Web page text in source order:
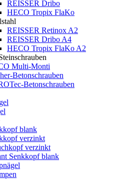
REISSER Dribo
HECO Tropix FlaKo
REISSER Retinox A2
REISSER Dribo A4
HECO Tropix FlaKo A2
Multi-Monti
Betonschrauben
Betonschrauben
blank
verzinkt
verzinkt
Senkkopf blank